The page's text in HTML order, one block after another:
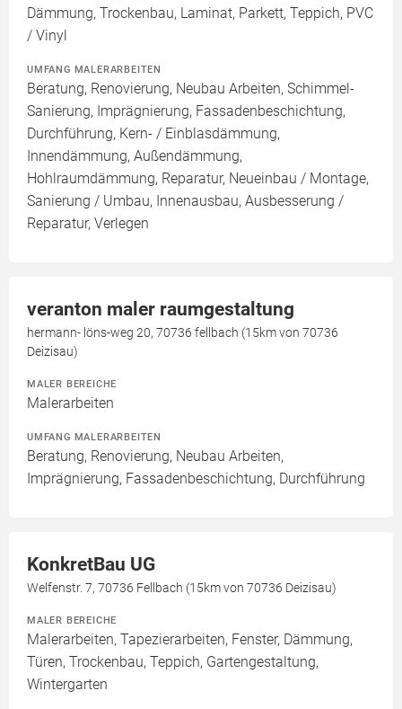
Dämmung, Trockenbau, Laminat, Parkett, Teppich, PVC
/ Vinyl
UMFANG MALERARBEITEN
Beratung, Renovierung, Neubau Arbeiten, Schimmel-
Sanierung, Imprägnierung, Fassadenbeschichtung,
Durchführung, Kern- / Einblasdämmung,
Innendämmung, Außendämmung,
Hohlraumdämmung, Reparatur, Neueinbau / Montage,
Sanierung / Umbau, Innenausbau, Ausbesserung /
Reparatur, Verlegen
veranton maler raumgestaltung
hermann- löns-weg 20, 70736 fellbach (15km von 70736
Deizisau)
MALER BEREICHE
Malerarbeiten
UMFANG MALERARBEITEN
Beratung, Renovierung, Neubau Arbeiten,
Imprägnierung, Fassadenbeschichtung, Durchführung
KonkretBau UG
Welfenstr. 7, 70736 Fellbach (15km von 70736 Deizisau)
MALER BEREICHE
Malerarbeiten, Tapezierarbeiten, Fenster, Dämmung,
Türen, Trockenbau, Teppich, Gartengestaltung,
Wintergarten